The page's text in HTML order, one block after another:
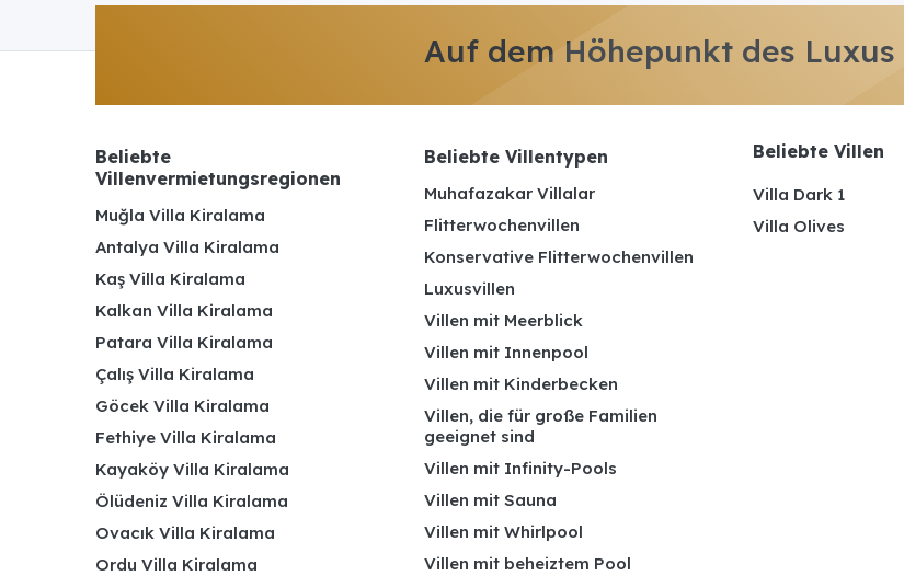
Auf dem Höhepunkt des Luxus
Beliebte
Villenvermietungsregionen
Muğla Villa Kiralama
Antalya Villa Kiralama
Kaş Villa Kiralama
Kalkan Villa Kiralama
Patara Villa Kiralama
Çalış Villa Kiralama
Göcek Villa Kiralama
Fethiye Villa Kiralama
Kayaköy Villa Kiralama
Ölüdeniz Villa Kiralama
Ovacık Villa Kiralama
Ordu Villa Kiralama
Beliebte Villentypen
Muhafazakar Villalar
Flitterwochenvillen
Konservative Flitterwochenvillen
Luxusvillen
Villen mit Meerblick
Villen mit Innenpool
Villen mit Kinderbecken
Villen, die für große Familien
geeignet sind
Villen mit Infinity-Pools
Villen mit Sauna
Villen mit Whirlpool
Villen mit beheiztem Pool
Beliebte Villen
Villa Dark 1
Villa Olives